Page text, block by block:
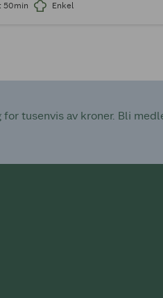
50min Enkel
tusenvis av kroner. Bli